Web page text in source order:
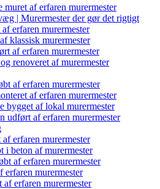
af erfaren murermester
| Murermester der gør det rigtigt
erfaren murermester
klassisk murermester
af erfaren murermester
renoveret af murermester
af erfaren murermester
af erfaren murermester
bygget af lokal murermester
udført af erfaren murermester
erfaren murermester
i beton af murermester
af erfaren murermester
erfaren murermester
erfaren murermester